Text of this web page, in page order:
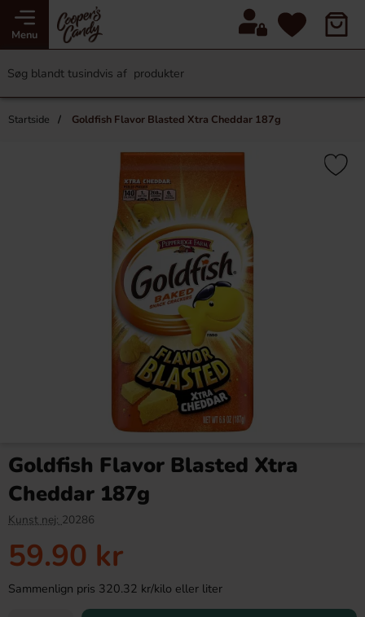
Menu
Startside Goldfish Flavor Blasted Xtra Cheddar 187g
Goldfish Flavor Blasted Xtra
Cheddar 187g
Kunst nej: 20286
59.90 kr
Sammenlign pris 320.32 kr/kilo eller liter